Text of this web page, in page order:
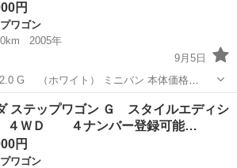
円
ワゴン
2005年
9月5日
（ホワイト） ミニバン 本体価格
検:車検残：無（購入時...
ップワゴン 法定
ステップワゴン Ｇ スタイルエディシ
４ＷＤ ４ナンバー登録可能…
円
ワゴン